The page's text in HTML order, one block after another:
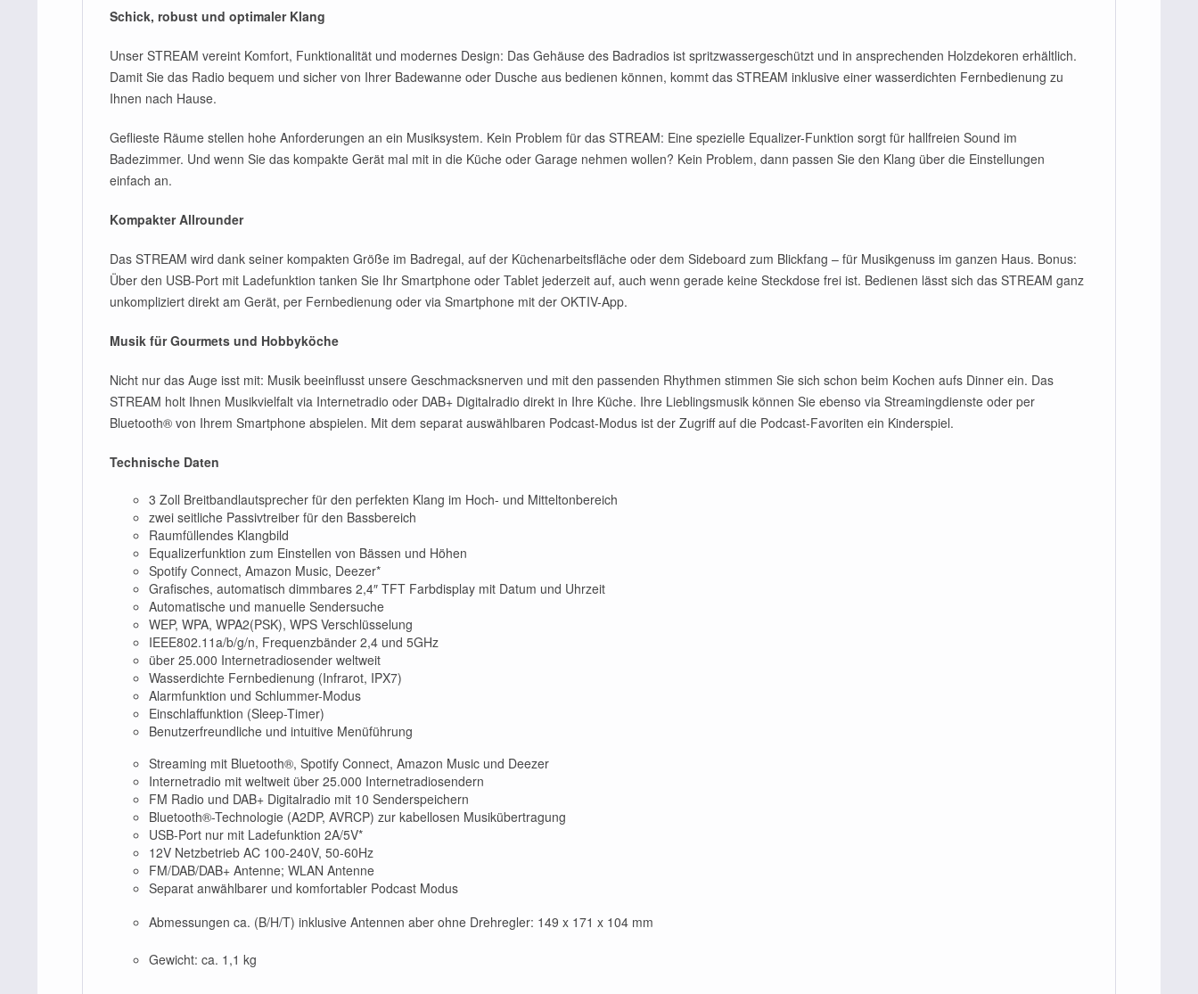
Schick, robust und optimaler Klang
Unser STREAM vereint Komfort, Funktionalität und modernes Design: Das Gehäuse des Badradios ist spritzwassergeschützt und in ansprechenden Holzdekoren erhältlich.
Damit Sie das Radio bequem und sicher von Ihrer Badewanne oder Dusche aus bedienen können, kommt das STREAM inklusive einer wasserdichten Fernbedienung zu
Ihnen nach Hause.
Geflieste Räume stellen hohe Anforderungen an ein Musiksystem. Kein Problem für das STREAM: Eine spezielle Equalizer-Funktion sorgt für hallfreien Sound im
Badezimmer. Und wenn Sie das kompakte Gerät mal mit in die Küche oder Garage nehmen wollen? Kein Problem, dann passen Sie den Klang über die Einstellungen
einfach an.
Kompakter Allrounder
Das STREAM wird dank seiner kompakten Größe im Badregal, auf der Küchenarbeitsfläche oder dem Sideboard zum Blickfang – für Musikgenuss im ganzen Haus. Bonus:
Über den USB-Port mit Ladefunktion tanken Sie Ihr Smartphone oder Tablet jederzeit auf, auch wenn gerade keine Steckdose frei ist. Bedienen lässt sich das STREAM ganz
unkompliziert direkt am Gerät, per Fernbedienung oder via Smartphone mit der OKTIV-App.
Musik für Gourmets und Hobbyköche
Nicht nur das Auge isst mit: Musik beeinflusst unsere Geschmacksnerven und mit den passenden Rhythmen stimmen Sie sich schon beim Kochen aufs Dinner ein. Das
STREAM holt Ihnen Musikvielfalt via Internetradio oder DAB+ Digitalradio direkt in Ihre Küche. Ihre Lieblingsmusik können Sie ebenso via Streamingdienste oder per
Bluetooth® von Ihrem Smartphone abspielen. Mit dem separat auswählbaren Podcast-Modus ist der Zugriff auf die Podcast-Favoriten ein Kinderspiel.
Technische Daten
3 Zoll Breitbandlautsprecher für den perfekten Klang im Hoch- und Mitteltonbereich
zwei seitliche Passivtreiber für den Bassbereich
Raumfüllendes Klangbild
Equalizerfunktion zum Einstellen von Bässen und Höhen
Spotify Connect, Amazon Music, Deezer*
Grafisches, automatisch dimmbares 2,4″ TFT Farbdisplay mit Datum und Uhrzeit
Automatische und manuelle Sendersuche
WEP, WPA, WPA2(PSK), WPS Verschlüsselung
IEEE802.11a/b/g/n, Frequenzbänder 2,4 und 5GHz
über 25.000 Internetradiosender weltweit
Wasserdichte Fernbedienung (Infrarot, IPX7)
Alarmfunktion und Schlummer-Modus
Einschlaffunktion (Sleep-Timer)
Benutzerfreundliche und intuitive Menüführung
Streaming mit Bluetooth®, Spotify Connect, Amazon Music und Deezer
Internetradio mit weltweit über 25.000 Internetradiosendern
FM Radio und DAB+ Digitalradio mit 10 Senderspeichern
Bluetooth®-Technologie (A2DP, AVRCP) zur kabellosen Musikübertragung
USB-Port nur mit Ladefunktion 2A/5V*
12V Netzbetrieb AC 100-240V, 50-60Hz
FM/DAB/DAB+ Antenne; WLAN Antenne
Separat anwählbarer und komfortabler Podcast Modus
Abmessungen ca. (B/H/T) inklusive Antennen aber ohne Drehregler: 149 x 171 x 104 mm
Gewicht: ca. 1,1 kg